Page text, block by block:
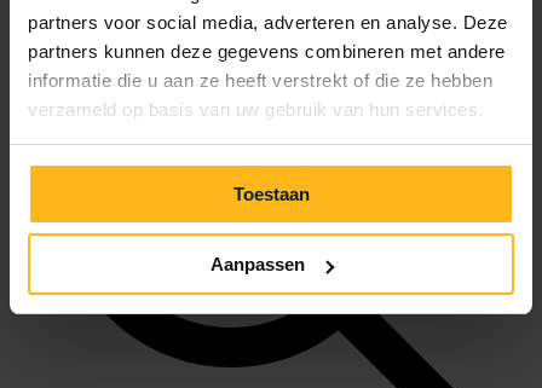
partners voor social media, adverteren en analyse. Deze
partners kunnen deze gegevens combineren met andere
informatie die u aan ze heeft verstrekt of die ze hebben
verzameld op basis van uw gebruik van hun services.
Toestaan
Aanpassen